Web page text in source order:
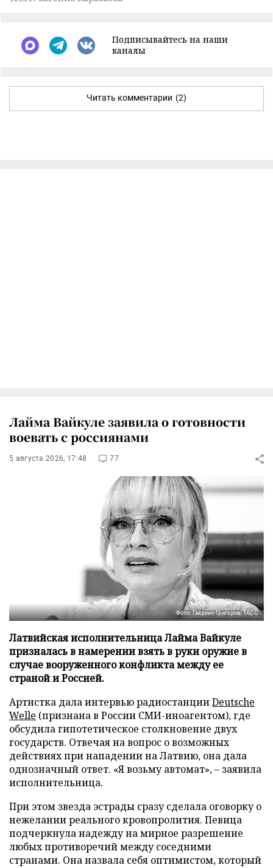
Подписывайтесь на наши
каналы
Читать комментарии (2)
Лайма Вайкуле заявила о готовности
воевать с россиянами
5 августа 2026, 17:48 77
Фото: Гавриил Григоров/ТАСС
Латвийская исполнительница Лайма Вайкуле
призналась в намерении взять в руки оружие в
случае вооруженного конфликта между ее
страной и Россией.
Артистка дала интервью радиостанцииDeutsche
Welle (признана в России СМИ-иноагентом), где
обсудила гипотетическое столкновение двух
государств. Отвечая на вопрос о возможных
действиях при нападении на Латвию, она дала
однозначный ответ. «Я возьму автомат», – заявила
исполнительница.
При этом звезда эстрады сразу сделала оговорку о
нежелании реального кровопролития. Певица
подчеркнула надежду на мирное разрешение
любых противоречий между соседними
странами. Она назвала себя оптимистом, который